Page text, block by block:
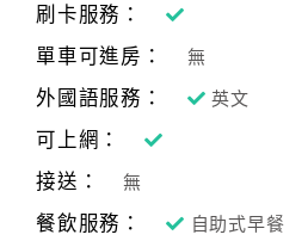
計
劃
商
宣
傳
刷卡服務：
單車可進房：
無
外國語服務： 英文
可上網：
接送：
無
餐飲服務： 自助式早餐